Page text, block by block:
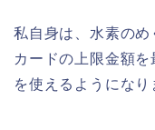
私自身は、水素のめ
カードの上限金額
を使えるようになり